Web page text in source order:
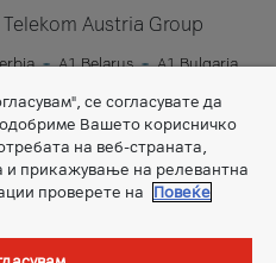
Austria Group
A1 Belarus
A1 Bulgaria
се согласувате да
Вашето корисничко
на веб-страната,
и прикажување на релевантна
проверете на
Повеќе